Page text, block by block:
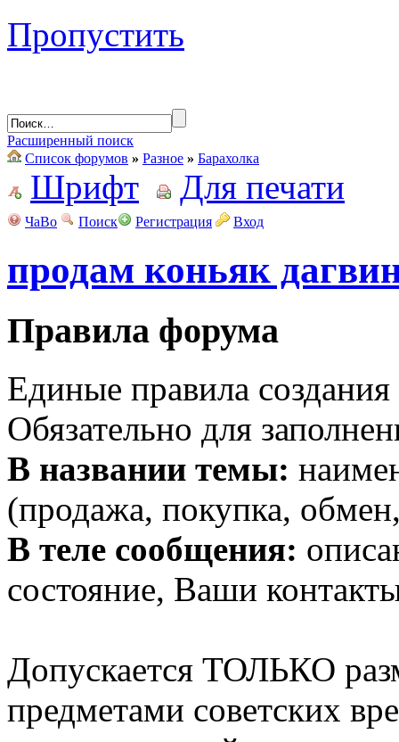
Пропустить
Расширенный поиск
Список форумов » Разное » Барахолка
Шрифт Для печати
ЧаВо Поиск Регистрация Вход
продам коньяк
Правила форума
Единые правила
Обязательно для
В названии темы:
(продажа, покупка,
В теле сообщения:
состояние, Ваши
Допускается ТОЛЬКО
предметами советских